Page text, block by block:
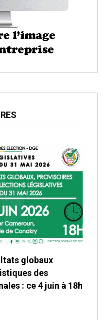
globaux
des
: ce 4 juin à 18h